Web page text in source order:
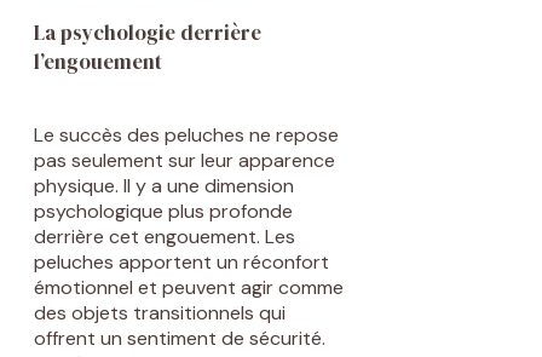
La psychologie derrière
l’engouement
Le succès des peluches ne repose
pas seulement sur leur apparence
physique. Il y a une dimension
psychologique plus profonde
derrière cet engouement. Les
peluches apportent un réconfort
émotionnel et peuvent agir comme
des objets transitionnels qui
offrent un sentiment de sécurité.